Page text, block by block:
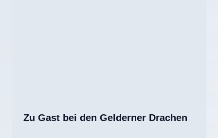
Zu Gast bei den Gelderner Drachen